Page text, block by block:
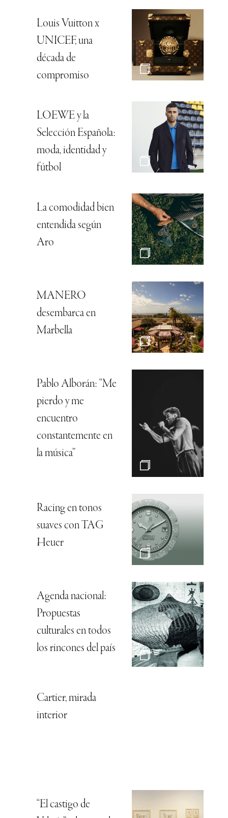
Louis Vuitton x
UNICEF, una
década de
compromiso
LOEWE y la
Selección Española:
moda, identidad y
fútbol
La comodidad bien
entendida según
Aro
MANERO
desembarca en
Marbella
Pablo Alborán: “Me
pierdo y me
encuentro
constantemente en
la música”
Racing en tonos
suaves con TAG
Heuer
Agenda nacional:
Propuestas
culturales en todos
los rincones del país
Cartier, mirada
interior
“El castigo de